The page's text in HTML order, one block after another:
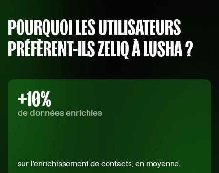
POURQUOI LES UTILISATEURS
PRÉFÈRENT-ILS ZELIQ À LUSHA ?
+10%
de données enrichies
sur l'enrichissement de contacts, en moyenne.